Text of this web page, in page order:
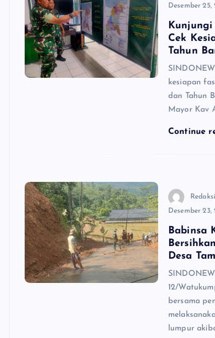
Desember 25,
Kunjungi
Cek
Tahun
kesiapan
dan Tahun
Mayor Kav
Continue
Desember 23,
Babinsa
Desa
12/
bersama
lumpur